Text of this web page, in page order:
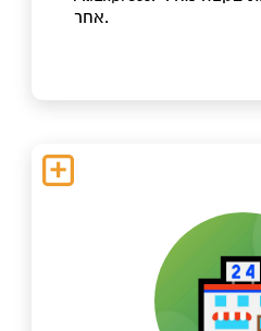
אחר.